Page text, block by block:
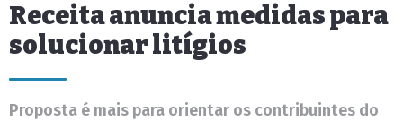
Receita anuncia medidas para
solucionar litígios
Proposta é mais para orientar os contribuintes do